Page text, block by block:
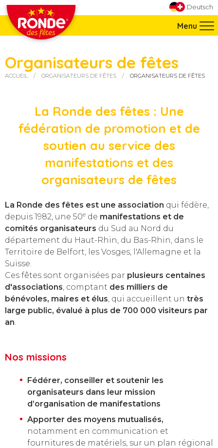
Aller directement à la navigation
Aller directement au contenu
Deutsch
Menu
Organisateurs de fêtes
Vous êtes ici :
ACCUEIL ORGANISATEURS DE FÊTES ORGANISATEURS DE FÊTES
La Ronde des fêtes : Une
fédération de promotion et de
soutien au service des
manifestations et des
organisateurs de fêtes
La Ronde des fêtes est une association qui fédère,
depuis 1982, une 50e de manifestations et de
comités organisateurs du Sud au Nord du
département du Haut-Rhin, du Bas-Rhin, dans le
Territoire de Belfort, les Vosges, l'Allemagne et la
Suisse.
Ces fêtes sont organisées par plusieurs centaines
d'associations , comptant des milliers de
bénévoles, maires et élus , qui accueillent un très
large public, évalué à plus de 700 000 visiteurs par
an
Nos missions
Fédérer, conseiller et soutenir les
organisateurs dans leur mission
d’organisation de manifestations
Apporter des moyens mutualisés,
notamment en communication et
fournitures de matériels, sur un plan régional